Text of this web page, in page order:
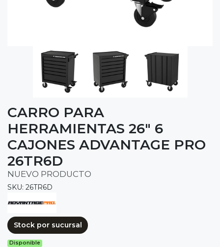
CARRO PARA
HERRAMIENTAS 26" 6
CAJONES ADVANTAGE PRO
26TR6D
NUEVO PRODUCTO
SKU: 26TR6D
Stock por sucursal
Disponible